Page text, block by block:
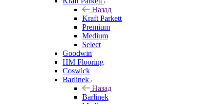
Назад
Kraft Parkett
Premium
Medium
Select
Goodwin
HM Flooring
Coswick
Barlinek
Назад
Barlinek